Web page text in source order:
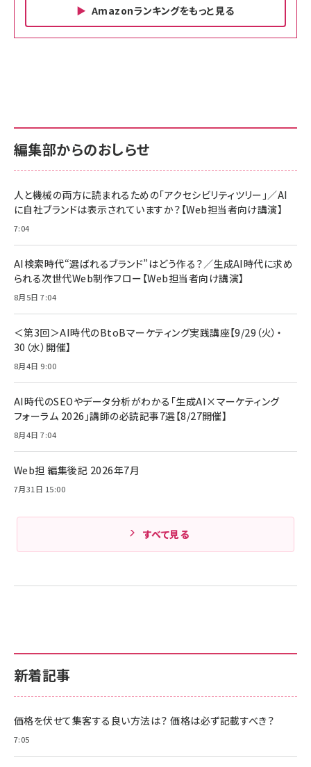
Amazonランキングをもっと見る
￥880
anan(アンアン)2026/06/24号 No.2500増刊
スペシャルエディション[王道エンタメの矜持／
￥1,100
年後半、あなたの恋と運命／山田涼介]
￥880
Amazonランキングをもっと見る
サポート正規品 メーカー保証5年 KLMEA128G
NIMASO ガラスフィルム iPhone 17 用 保護フィ
すい ガイド枠付き いPhone17 (6.3インチ) 対応
2枚セット DSP25F1698
￥1,599
【New】Amazon Fire TV Stick HD | 手軽にスト
レイヤー
￥6,980
Anker Soundcore P31i (Bluetooth 6.1) 【完
全ワイヤレスイヤホン/アクティブノイズキャンセリ
ング/マルチポイント接続 / 最大50時間再生 / PSE
Anker PowerLine III Flow USB-C & USB-C
ケーブル Anker絡まないケーブル 240W 結束バン
ド付き USB PD対応 シリコン素材採用 iPhone
17 / 16 / 15 / Galaxy iPad Pro MacBook
Amazonランキングをもっと見る
サポート正規品 メーカー保証5年 KLMEA128G
Amazon eギフトカード - Amazonロゴ - クラ
￥5,000
ケーブル Anker絡まないケーブル 240W 結束バン
17 / 16 / 15 / Galaxy iPad Pro MacBook
Pro/Air 各種対応 (1.8m ミッドナイトブラック)
￥1,890
キャンペーン】
￥4,857
Amazonランキングをもっと見る
新着記事
価格を伏せて集客する良い方法は？ 価格は必ず記載すべき？
7:05
編集部からのおしらせ
人と機械の両方に読まれるための「アクセシビリティツリー」／AI
に自社ブランドは表示されていますか？【Web担当者向け講演】
7:04
AI検索時代“選ばれるブランド”はどう作る？／生成AI時代に求め
られる次世代Web制作フロー【Web担当者向け講演】
8月5日 7:04
＜第3回＞AI時代のBtoBマーケティング実践講座【9/29（火）・
30（水）開催】
8月4日 9:00
AI時代のSEOやデータ分析がわかる「生成AI×マーケティング
フォーラム 2026」講師の必読記事7選【8/27開催】
8月4日 7:04
Web担 編集後記 2026年7月
7月31日 15:00
すべて見る